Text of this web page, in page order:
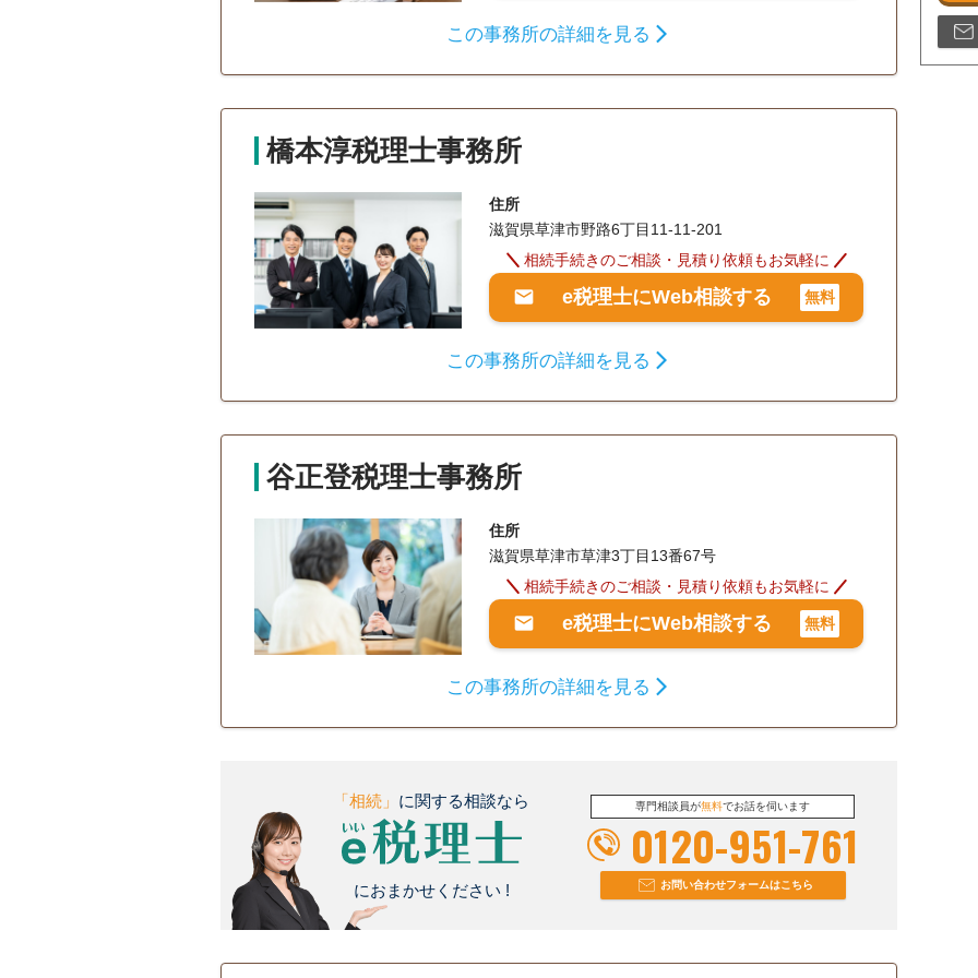
この事務所の詳細を見る
橋本淳税理士事務所
住所
滋賀県草津市野路6丁目11-11-201
相続手続きのご相談・見積り依頼もお気軽に
e税理士にWeb相談する 無料
この事務所の詳細を見る
谷正登税理士事務所
住所
滋賀県草津市草津3丁目13番67号
相続手続きのご相談・見積り依頼もお気軽に
e税理士にWeb相談する 無料
この事務所の詳細を見る
「相続」 に関する相談なら
におまかせください !
専門相談員が無料でお話を伺います
0120-951-761
お問い合わせフォームはこちら